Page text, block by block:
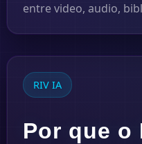
entre video, audio,
RIV IA
Por que o